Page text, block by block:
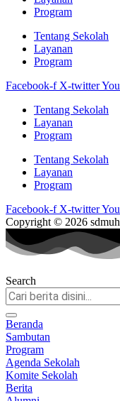
Program
Tentang Sekolah
Layanan
Program
Facebook-f X-twitter
Tentang Sekolah
Layanan
Program
Tentang Sekolah
Layanan
Program
Facebook-f X-twitter
Copyright © 2026
Search
Beranda
Sambutan
Program
Agenda Sekolah
Komite Sekolah
Berita